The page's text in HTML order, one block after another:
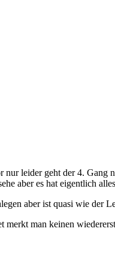
nur leider geht der 4.
aber es hat eigentlich
aber ist quasi wie der
merkt man keinen